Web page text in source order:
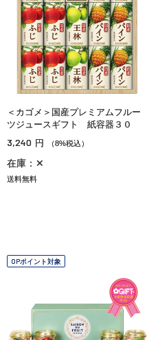
＜カゴメ＞国産プレミアムフルー
ツジュースギフト 紙容器３０
3,240 円 （8%税込）
在庫：✕
送料無料
OPポイント対象